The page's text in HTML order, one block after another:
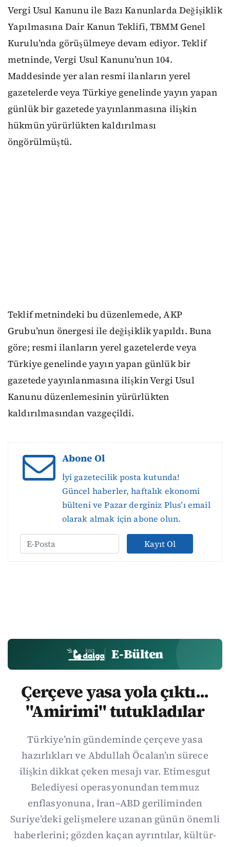
Vergi Usul Kanunu ile Bazı Kanunlarda Değişiklik
Yapılmasına Dair Kanun Teklifi, TBMM Genel
Kurulu’nda görüşülmeye devam ediyor. Teklif
metninde, Vergi Usul Kanunu’nun 104.
Maddesinde yer alan resmi ilanların yerel
gazetelerde veya Türkiye genelinde yayın yapan
günlük bir gazetede yayınlanmasına ilişkin
hükmün yürürlükten kaldırılması
öngörülmüştü.
Teklif metnindeki bu düzenlemede, AKP
Grubu’nun önergesi ile değişiklik yapıldı. Buna
göre; resmi ilanların yerel gazetelerde veya
Türkiye genelinde yayın yapan günlük bir
gazetede yayınlanmasına ilişkin Vergi Usul
Kanunu düzenlemesinin yürürlükten
kaldırılmasından vazgeçildi.
Abone Ol
İyi gazetecilik posta kutunda!
Güncel haberler, haftalık ekonomi
bülteni ve Pazar derginiz Plus’ı email
olarak almak için abone olun.
Kayıt Ol
E-Bülten
Çerçeve yasa yola çıktı...
"Amirimi" tutukladılar
Türkiye’nin gündeminde çerçeve yasa
hazırlıkları ve Abdullah Öcalan’ın sürece
ilişkin dikkat çeken mesajı var. Etimesgut
Belediyesi operasyonundan temmuz
enflasyonuna, İran–ABD geriliminden
Suriye’deki gelişmelere uzanan günün önemli
haberlerini; gözden kaçan ayrıntılar, kültür-